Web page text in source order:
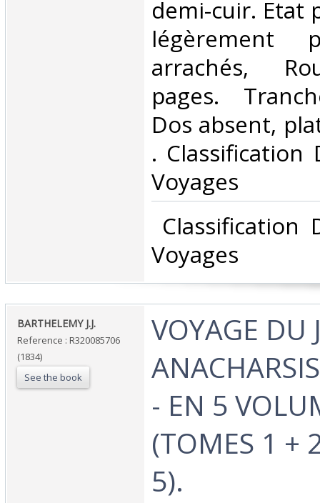
demi-cuir. Etat
légèrement
arrachés,
pages.
Dos absent,
. Classification
Voyages‎
Classification
Voyages‎
‎BARTHELEMY J.J.‎
Reference : R320085706
(1834)
See the book
‎VOYAGE DU
- EN 5
(TOMES 1 +
5).‎